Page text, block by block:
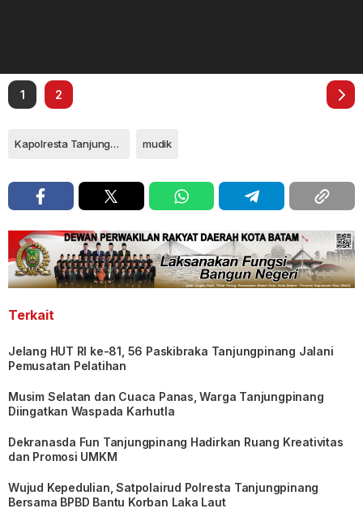
1 2
Kapolresta Tanjungpinang Kombes Pol Heribertus Ompusunggu mudik
Terkait
Jelang HUT RI ke-81, 56 Paskibraka Tanjungpinang Jalani
Pemusatan Pelatihan
Musim Selatan dan Cuaca Panas, Warga Tanjungpinang
Diingatkan Waspada Karhutla
Dekranasda Fun Tanjungpinang Hadirkan Ruang Kreativitas
dan Promosi UMKM
Wujud Kepedulian, Satpolairud Polresta Tanjungpinang
Bersama BPBD Bantu Korban Laka Laut